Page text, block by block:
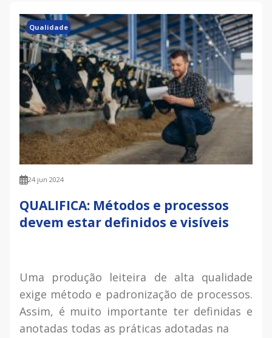
Qualidade
24 jun 2024
QUALIFICA: Métodos e processos
devem estar definidos e visíveis
Uma produção leiteira de alta qualidade
exige método e padronização de processos.
Assim, é muito importante ter definidas e
anotadas todas as práticas adotadas na